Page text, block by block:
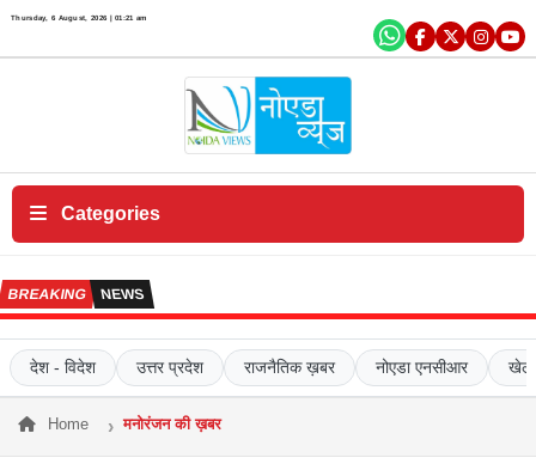
Thursday, 6 August, 2026 | 01:21 am
×
एं
न
ट
रि
र
सं
Categories
BREAKING NEWS
देश - विदेश उत्तर प्रदेश राजनैतिक ख़बर नोएडा एनसीआर खेल
Home मनोरंजन की ख़बर